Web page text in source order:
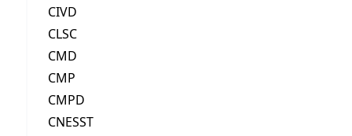
CIVD
CLSC
CMD
CMP
CMPD
CNESST